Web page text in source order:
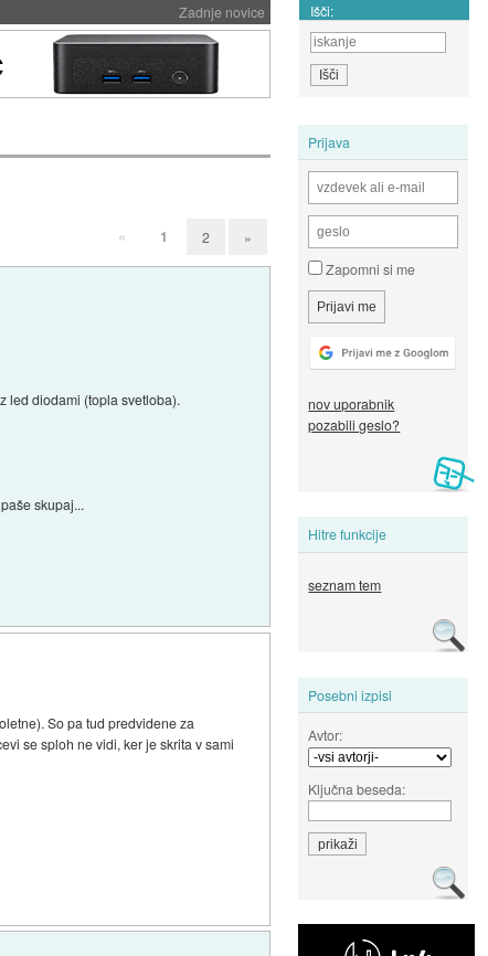
Zadnje novice Išči:
Prijava
Zapomni si me
nov uporabnik
pozabili geslo?
Hitre funkcije
seznam tem
Posebni izpisi
Avtor:
Ključna beseda:
« 1 2 »
led diodami (topla svetloba).
skupaj...
So pa tud predvidene za
se sploh ne vidi, ker je skrita v sami